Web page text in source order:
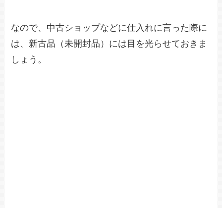
なので、中古ショップなどに仕入れに言った際に
は、新古品（未開封品）には目を光らせておきま
しょう。